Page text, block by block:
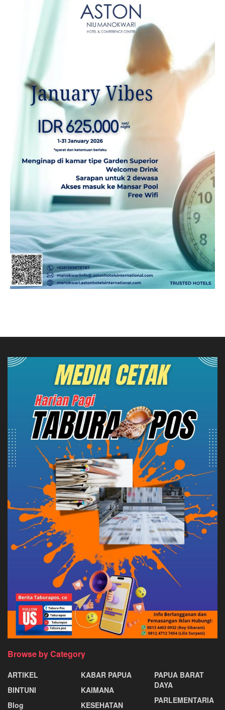
Browse by Category
ARTIKEL
BINTUNI
Blog
KABAR PAPUA
KAIMANA
KESEHATAN
PAPUA BARAT
DAYA
PARLEMENTARIA